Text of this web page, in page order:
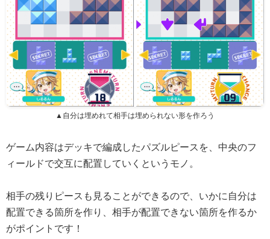
▲自分は埋めれて相手は埋められない形を作ろう
ゲーム内容はデッキで編成したパズルピースを、中央のフ
ィールドで交互に配置していくというモノ。
相手の残りピースも見ることができるので、いかに自分は
配置できる箇所を作り、相手が配置できない箇所を作るか
がポイントです！